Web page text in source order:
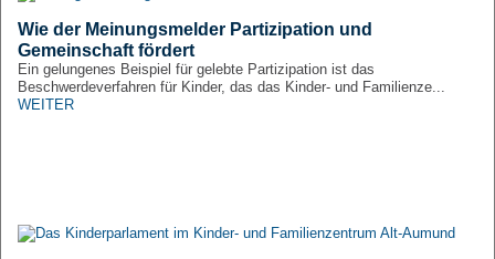
Wie der Meinungsmelder Partizipation und
Gemeinschaft fördert
Ein gelungenes Beispiel für gelebte Partizipation ist das
Beschwerdeverfahren für Kinder, das das Kinder- und Familienze...
WEITER